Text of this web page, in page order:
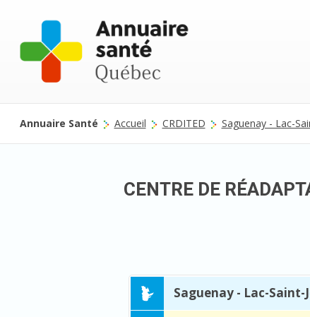
Annuaire Santé Accueil CRDITED Saguenay - Lac-
CENTRE DE
Saguenay - Lac-Saint-